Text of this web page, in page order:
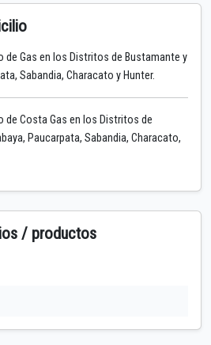
de Gas en los Distritos de Bustamante y
Sabandia, Characato y Hunter.
de Costa Gas en los Distritos de
Paucarpata, Sabandia, Characato,
/ productos